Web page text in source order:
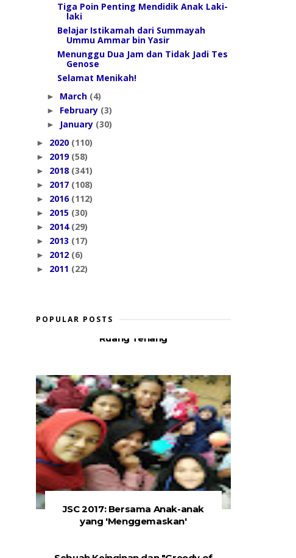
Tiga Poin Penting Mendidik Anak Laki-
laki
Belajar Istikamah dari Summayah
Ummu Ammar bin Yasir
Menunggu Dua Jam dan Tidak Jadi Tes
Genose
Selamat Menikah!
► March (4)
► February (3)
► January (30)
► 2020 (110)
► 2019 (58)
► 2018 (341)
► 2017 (108)
► 2016 (112)
► 2015 (30)
► 2014 (29)
► 2013 (17)
► 2012 (6)
► 2011 (22)
POPULAR POSTS
Ruang Tenang
JSC 2017: Bersama Anak-anak
yang 'Menggemaskan'